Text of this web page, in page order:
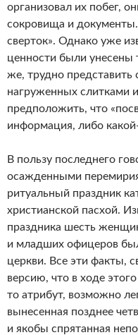
организовал их побег,
сокровища и
сверток». Однако уже
ценности были
же, трудно представить
нагруженных слитками
предположить, что
информация, либо
В пользу последнего
осажденными
ритуальный праздник
христианской пасхой.
праздника шесть
и младших офицеров
церкви. Все эти факты,
версию, что в ходе
то атрибут, возможно
вынесенная позднее
и якобы спрятанная